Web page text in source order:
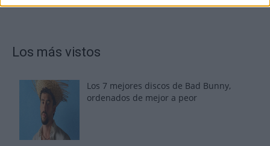
Los más vistos
Los 7 mejores discos de Bad Bunny,
ordenados de mejor a peor